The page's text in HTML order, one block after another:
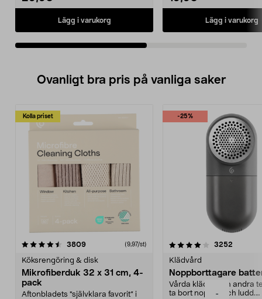
-
Lägg i varukorg Lägg i varukorg
Ovanligt bra pris på vanliga saker
Kolla priset
3809recensioner (9,97/st)
Köksrengöring & disk
Mikrofiberduk 32 x 31 cm, 4-
pack
Aftonbladets "självklara favorit” i
-25%
4.0av 5 stjärnor 3252
Klädvård
Noppborttagare
Vårda kläder och andra
ta bort noppor och ludd.
4.5av 5 stjärnor